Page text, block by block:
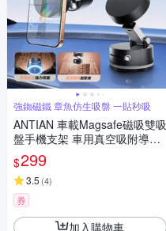
強銣磁鐵 章魚仿生吸盤 一貼秒吸
ANTIAN 車載Magsafe磁吸雙吸
盤手機支架 車用真空吸附導航
支架 汽車可伸縮雙重調節手機
架
$299
3.5 (4)
券
加入購物車